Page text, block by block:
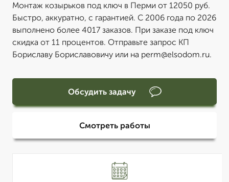
Монтаж козырьков под ключ в Перми от 12050 руб.
Быстро, аккуратно, с гарантией. С 2006 года по 2026
выполнено более 4017 заказов. При заказе под ключ
скидка от 11 процентов. Отправьте запрос КП
Бориславу Бориславовичу или на perm@elsodom.ru.
Обсудить задачу
Смотреть работы